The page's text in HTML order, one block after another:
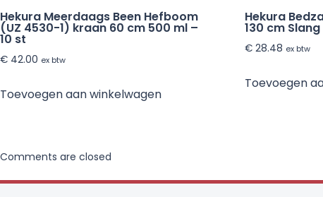
Hekura Meerdaags Been Hefboom
(UZ 4530-1) kraan 60 cm 500 ml –
10 st
€ 42.00 ex btw
Toevoegen aan winkelwagen
Hekura
130 cm
€ 28.48 ex btw
Toevoegen
Comments are closed